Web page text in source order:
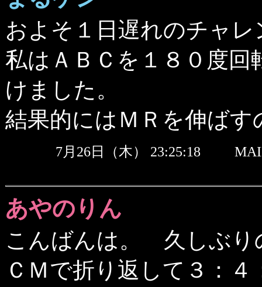
およそ１日遅れのチャ
私はＡＢＣを１８０度
けました。
結果的にはＭＲを伸ば
7月26日（木） 23:25:18
あやのりん
こんばんは。 久しぶり
ＣＭで折り返して３：